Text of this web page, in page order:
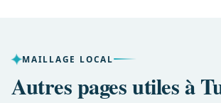
MAILLAGE LOCAL
Autres pages utiles à